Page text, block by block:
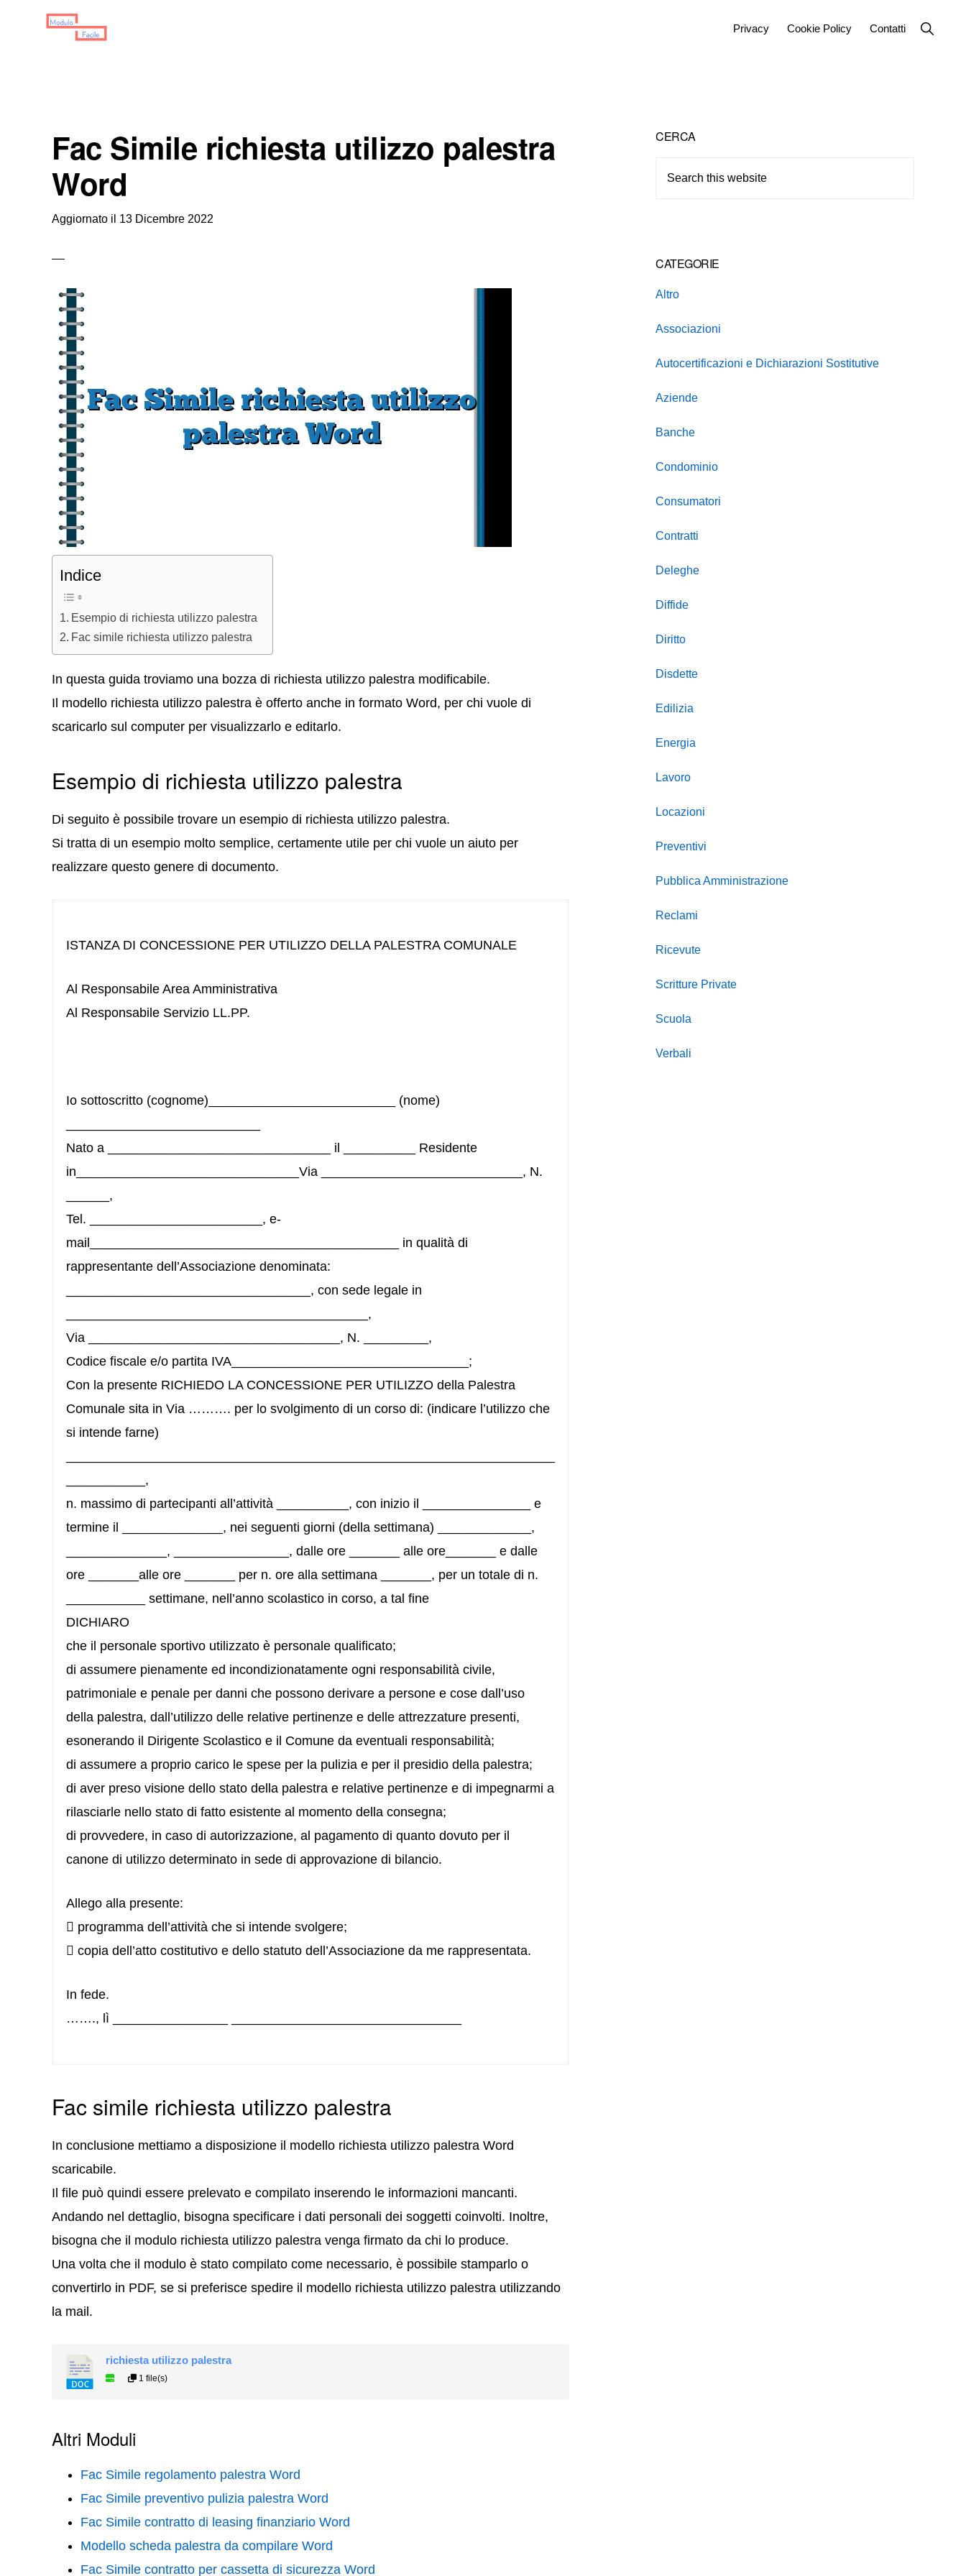
Privacy Cookie Policy Contatti
Show
Search
Fac Simile richiesta utilizzo palestra
Word
Aggiornato il 13 Dicembre 2022
Indice
Esempio di richiesta utilizzo palestra
Fac simile richiesta utilizzo palestra
In questa guida troviamo una bozza di richiesta utilizzo palestra modificabile.
Il modello richiesta utilizzo palestra è offerto anche in formato Word, per chi vuole di
scaricarlo sul computer per visualizzarlo e editarlo.
Esempio di richiesta utilizzo palestra
Di seguito è possibile trovare un esempio di richiesta utilizzo palestra.
Si tratta di un esempio molto semplice, certamente utile per chi vuole un aiuto per
realizzare questo genere di documento.
ISTANZA DI CONCESSIONE PER UTILIZZO DELLA PALESTRA COMUNALE
Al Responsabile Area Amministrativa
Al Responsabile Servizio LL.PP.
Io sottoscritto (cognome)__________________________ (nome)
Nato a _______________________________ il __________ Residente
in_______________________________Via ____________________________, N.
______,
Tel. ________________________, e-
mail___________________________________________ in qualità di
rappresentante dell’Associazione denominata:
__________________________________, con sede legale in
__________________________________________,
Via ___________________________________, N. _________,
Codice fiscale e/o partita IVA_________________________________;
Con la presente RICHIEDO LA CONCESSIONE PER UTILIZZO della Palestra
Comunale sita in Via ………. per lo svolgimento di un corso di: (indicare l’utilizzo che
si intende farne)
___________,
n. massimo di partecipanti all’attività __________, con inizio il _______________ e
termine il ______________, nei seguenti giorni (della settimana) _____________,
______________, ________________, dalle ore _______ alle ore_______ e dalle
ore _______alle ore _______ per n. ore alla settimana _______, per un totale di n.
___________ settimane, nell’anno scolastico in corso, a tal fine
DICHIARO
che il personale sportivo utilizzato è personale qualificato;
di assumere pienamente ed incondizionatamente ogni responsabilità civile,
patrimoniale e penale per danni che possono derivare a persone e cose dall’uso
della palestra, dall’utilizzo delle relative pertinenze e delle attrezzature presenti,
esonerando il Dirigente Scolastico e il Comune da eventuali responsabilità;
di assumere a proprio carico le spese per la pulizia e per il presidio della palestra;
di aver preso visione dello stato della palestra e relative pertinenze e di impegnarmi a
rilasciarle nello stato di fatto esistente al momento della consegna;
di provvedere, in caso di autorizzazione, al pagamento di quanto dovuto per il
canone di utilizzo determinato in sede di approvazione di bilancio.
Allego alla presente:
 programma dell’attività che si intende svolgere;
 copia dell’atto costitutivo e dello statuto dell’Associazione da me rappresentata.
In fede.
……., lì ________________ ________________________________
Fac simile richiesta utilizzo palestra
In conclusione mettiamo a disposizione il modello richiesta utilizzo palestra Word
scaricabile.
Il file può quindi essere prelevato e compilato inserendo le informazioni mancanti.
Andando nel dettaglio, bisogna specificare i dati personali dei soggetti coinvolti. Inoltre,
bisogna che il modulo richiesta utilizzo palestra venga firmato da chi lo produce.
Una volta che il modulo è stato compilato come necessario, è possibile stamparlo o
convertirlo in PDF, se si preferisce spedire il modello richiesta utilizzo palestra utilizzando
la mail.
richiesta utilizzo palestra
1 file(s)
Altri Moduli
Fac Simile regolamento palestra Word
Fac Simile preventivo pulizia palestra Word
Fac Simile contratto di leasing finanziario Word
Modello scheda palestra da compilare Word
Fac Simile contratto per cassetta di sicurezza Word
Primary
Sidebar
CERCA
CATEGORIE
Altro
Associazioni
Autocertificazioni e Dichiarazioni Sostitutive
Aziende
Banche
Condominio
Consumatori
Contratti
Deleghe
Diffide
Diritto
Disdette
Edilizia
Energia
Lavoro
Locazioni
Preventivi
Pubblica Amministrazione
Reclami
Ricevute
Scritture Private
Scuola
Verbali